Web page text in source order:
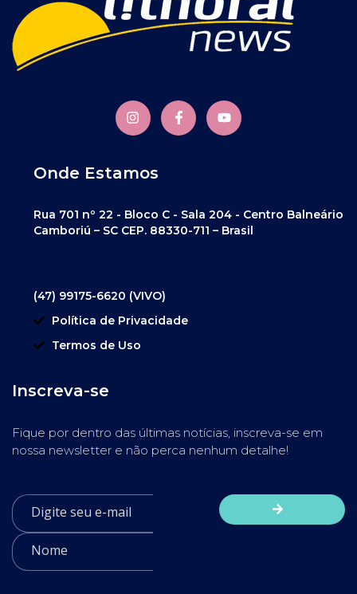
Onde Estamos
Rua 701 nº 22 - Bloco C - Sala 204 - Centro Balneário
Camboriú – SC CEP. 88330-711 – Brasil
(47) 99175-6620 (VIVO)
Política de Privacidade
Termos de Uso
Inscreva-se
Fique por dentro das últimas notícias, inscreva-se em
nossa newsletter e não perca nenhum detalhe!